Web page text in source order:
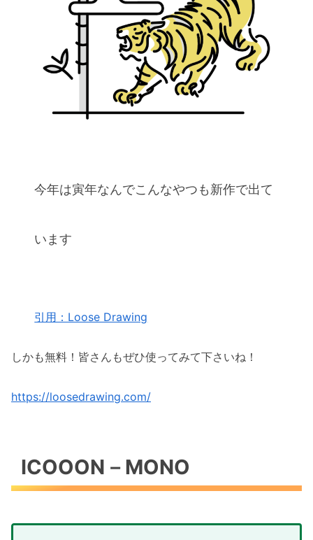
今年は寅年なんでこんなやつも新作で出て
います
引用：Loose Drawing
しかも無料！皆さんもぜひ使ってみて下さいね！
https://loosedrawing.com/
ICOOON－MONO